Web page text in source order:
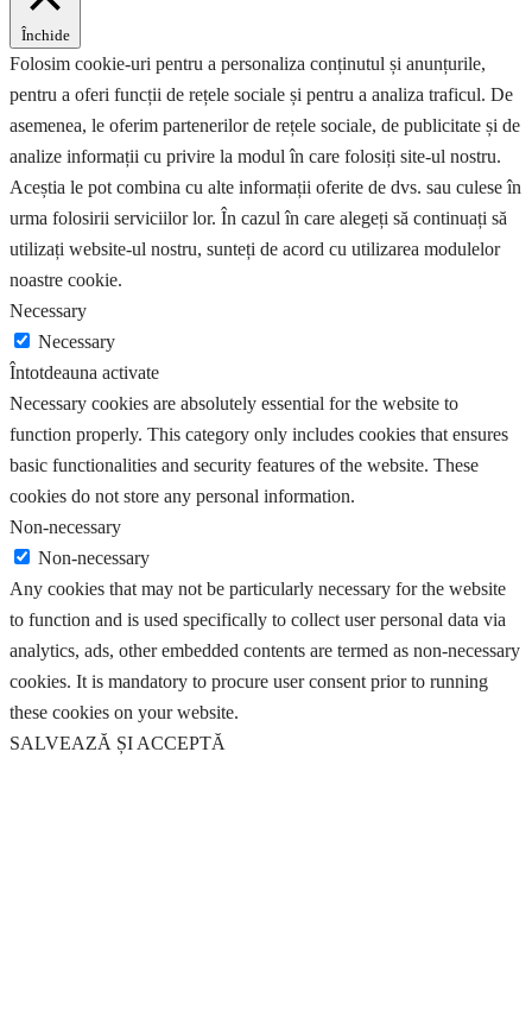
Închide
Folosim cookie-uri pentru a personaliza conținutul și anunțurile,
pentru a oferi funcții de rețele sociale și pentru a analiza traficul. De
asemenea, le oferim partenerilor de rețele sociale, de publicitate și de
analize informații cu privire la modul în care folosiți site-ul nostru.
Aceștia le pot combina cu alte informații oferite de dvs. sau culese în
urma folosirii serviciilor lor. În cazul în care alegeți să continuați să
utilizați website-ul nostru, sunteți de acord cu utilizarea modulelor
noastre cookie.
Necessary
Necessary
Întotdeauna activate
Necessary cookies are absolutely essential for the website to
function properly. This category only includes cookies that ensures
basic functionalities and security features of the website. These
cookies do not store any personal information.
Non-necessary
Non-necessary
Any cookies that may not be particularly necessary for the website
to function and is used specifically to collect user personal data via
analytics, ads, other embedded contents are termed as non-necessary
cookies. It is mandatory to procure user consent prior to running
these cookies on your website.
SALVEAZĂ ȘI ACCEPTĂ